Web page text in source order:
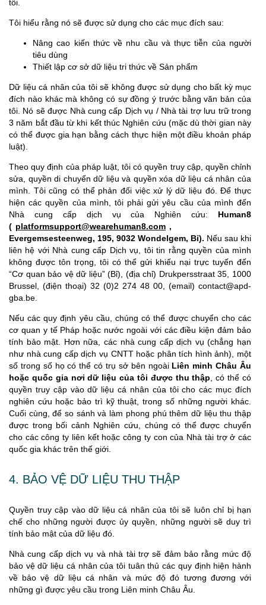
tôi.
Tôi hiểu rằng nó sẽ được sử dụng cho các mục đích sau:
Nâng cao kiến thức về nhu cầu và thực tiễn của người
tiêu dùng
Thiết lập cơ sở dữ liệu tri thức về Sản phẩm
Dữ liệu cá nhân của tôi sẽ không được sử dụng cho bất kỳ mục
đích nào khác mà không có sự đồng ý trước bằng văn bản của
tôi. Nó sẽ được Nhà cung cấp Dịch vụ / Nhà tài trợ lưu trữ trong
3 năm bắt đầu từ khi kết thúc Nghiên cứu (mặc dù thời gian này
có thể được gia hạn bằng cách thực hiện một điều khoản pháp
luật).
Theo quy định của pháp luật, tôi có quyền truy cập, quyền chỉnh
sửa, quyền di chuyển dữ liệu và quyền xóa dữ liệu cá nhân của
mình. Tôi cũng có thể phản đối việc xử lý dữ liệu đó. Để thực
hiện các quyền của mình, tôi phải gửi yêu cầu của mình đến
Nhà cung cấp dịch vụ của Nghiên cứu: Human8
( platformsupport@wearehuman8.com ,
Evergemsesteenweg, 195, 9032 Wondelgem, Bỉ). Nếu sau khi
liên hệ với Nhà cung cấp Dịch vụ, tôi tin rằng quyền của mình
không được tôn trọng, tôi có thể gửi khiếu nại trực tuyến đến
“Cơ quan bảo vệ dữ liệu” (Bỉ), (địa chỉ) Drukpersstraat 35, 1000
Brussel, (điện thoại) 32 (0)2 274 48 00, (email) contact@apd-
gba.be.
Nếu các quy định yêu cầu, chúng có thể được chuyển cho các
cơ quan y tế Pháp hoặc nước ngoài với các điều kiện đảm bảo
tính bảo mật. Hơn nữa, các nhà cung cấp dịch vụ (chẳng hạn
như nhà cung cấp dịch vụ CNTT hoặc phân tích hình ảnh), một
số trong số họ có thể có trụ sở bên ngoài Liên minh Châu Âu
hoặc quốc gia nơi dữ liệu của tôi được thu thập , có thể có
quyền truy cập vào dữ liệu cá nhân của tôi cho các mục đích
nghiên cứu hoặc bảo trì kỹ thuật, trong số những người khác.
Cuối cùng, để so sánh và làm phong phú thêm dữ liệu thu thập
được trong bối cảnh Nghiên cứu, chúng có thể được chuyển
cho các công ty liên kết hoặc công ty con của Nhà tài trợ ở các
quốc gia khác trên thế giới.
4. BẢO VỆ DỮ LIỆU THU THẬP
Quyền truy cập vào dữ liệu cá nhân của tôi sẽ luôn chỉ bị hạn
chế cho những người được ủy quyền, những người sẽ duy trì
tính bảo mật của dữ liệu đó.
Nhà cung cấp dịch vụ và nhà tài trợ sẽ đảm bảo rằng mức độ
bảo vệ dữ liệu cá nhân của tôi tuân thủ các quy định hiện hành
về bảo vệ dữ liệu cá nhân và mức độ đó tương đương với
những gì được yêu cầu trong Liên minh Châu Âu.